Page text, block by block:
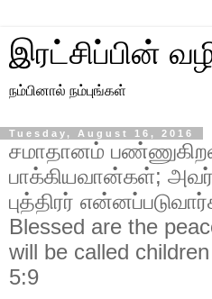
இரட்சிப்பின்
நம்பினால் நம்புங்கள்
Tuesday, August 16, 2016
சமாதானம்
பாக்கியவான்கள்;
புத்திரர்
Blessed are the
will be called
5:9